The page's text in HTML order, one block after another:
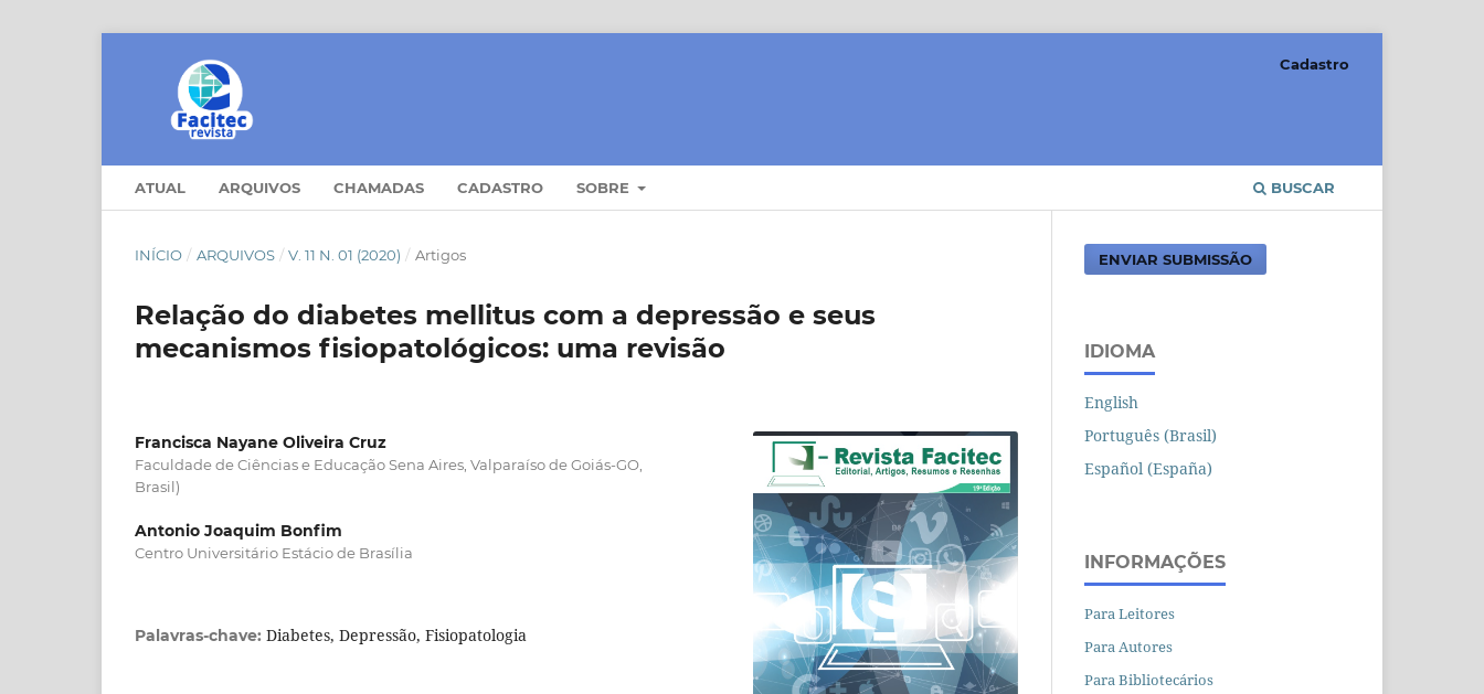
ATUAL ARQUIVOS CHAMADAS CADASTRO SOBRE BUSCAR
Cadastro
INÍCIO / ARQUIVOS / V. 11 N. 01 (2020) / Artigos
Relação do diabetes mellitus com a depressão e seus
mecanismos fisiopatológicos: uma revisão
Francisca Nayane Oliveira Cruz
Faculdade de Ciências e Educação Sena Aires, Valparaíso de Goiás-GO,
Brasil)
Antonio Joaquim Bonfim
Centro Universitário Estácio de Brasília
Palavras-chave: Diabetes, Depressão, Fisiopatologia
ENVIAR SUBMISSÃO
IDIOMA
English
Português (Brasil)
Español (España)
INFORMAÇÕES
Para Leitores
Para Autores
Para Bibliotecários